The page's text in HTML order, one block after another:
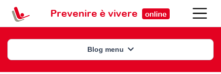
Prevenire è vivere online
Blog menu